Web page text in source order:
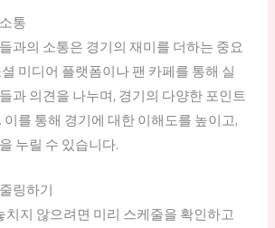
통
과의 소통은 경기의 재미를 더하는 중요
미디어 플랫폼이나 팬 카페를 통해 실
과 의견을 나누며, 경기의 다양한 포인트
이를 통해 경기에 대한 이해도를 높이고,
누릴 수 있습니다.
링하기
치지 않으려면 미리 스케줄을 확인하고